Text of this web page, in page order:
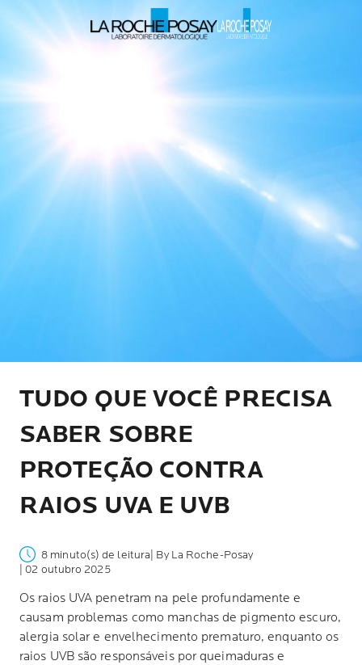
TUDO QUE VOCÊ PRECISA
SABER SOBRE
PROTEÇÃO CONTRA
RAIOS UVA E UVB
8 minuto(s) de leitura | By La Roche-Posay
| 02 outubro 2025
Os raios UVA penetram na pele profundamente e
causam problemas como manchas de pigmento escuro,
alergia solar e envelhecimento prematuro, enquanto os
raios UVB são responsáveis por queimaduras e